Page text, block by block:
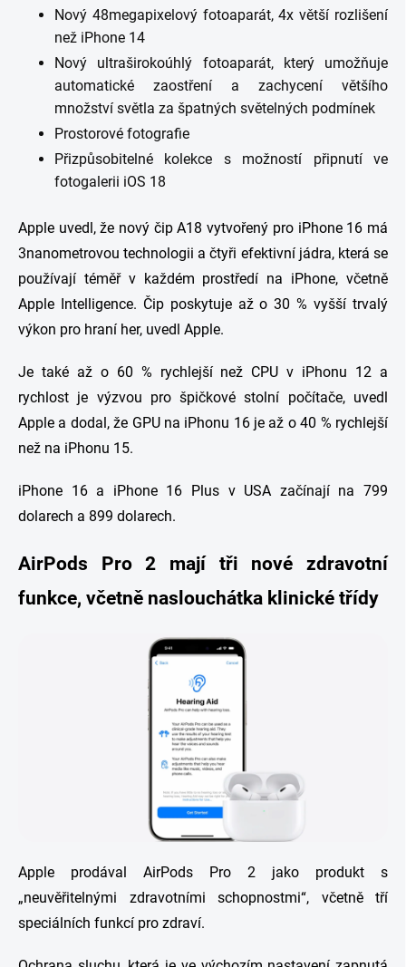
Nový 48megapixelový fotoaparát, 4x větší rozlišení
než iPhone 14
Nový ultraširokoúhlý fotoaparát, který umožňuje
automatické zaostření a zachycení většího
množství světla za špatných světelných podmínek
Prostorové fotografie
Přizpůsobitelné kolekce s možností připnutí ve
fotogalerii iOS 18
Apple uvedl, že nový čip A18 vytvořený pro iPhone 16 má
3nanometrovou technologii a čtyři efektivní jádra, která se
používají téměř v každém prostředí na iPhone, včetně
Apple Intelligence. Čip poskytuje až o 30 % vyšší trvalý
výkon pro hraní her, uvedl Apple.
Je také až o 60 % rychlejší než CPU v iPhonu 12 a
rychlost je výzvou pro špičkové stolní počítače, uvedl
Apple a dodal, že GPU na iPhonu 16 je až o 40 % rychlejší
než na iPhonu 15.
iPhone 16 a iPhone 16 Plus v USA začínají na 799
dolarech a 899 dolarech.
AirPods Pro 2 mají tři nové zdravotní
funkce, včetně naslouchátka klinické třídy
Apple prodával AirPods Pro 2 jako produkt s
„neuvěřitelnými zdravotními schopnostmi“, včetně tří
speciálních funkcí pro zdraví.